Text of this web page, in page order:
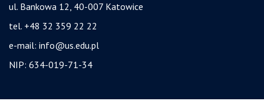
ul. Bankowa 12, 40-007 Katowice
tel. +48 32 359 22 22
e-mail: info@us.edu.pl
NIP: 634-019-71-34